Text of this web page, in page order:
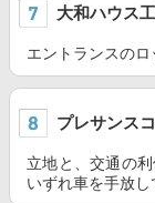
大和ハウス
エントランスのロ
プレサンス
立地と、交通の
いずれ車を手放し